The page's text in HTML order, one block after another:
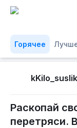
Горячее
Раскопай
перетряси.